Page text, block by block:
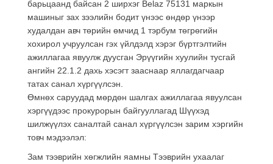
барьцаанд байсан 2 ширхэг Belaz 75131 маркын
машиныг зах зээлийн бодит үнээс өндөр үнээр
худалдан авч төрийн өмчид 1 тэрбум төгрөгийн
хохирол учруулсан гэх үйлдэлд хэрэг бүртгэлтийн
ажиллагаа явуулж дуусган Эрүүгийн хуулийн тусгай
ангийн 22.1.2 дахь хэсэгт зааснаар яллагдагчаар
татах санал хүргүүлсэн.
Өмнөх саруудад мөрдөн шалгах ажиллагаа явуулсан
хэргүүдээс прокурорын байгууллагад Шүүхэд
шилжүүлэх саналтай санал хүргүүлсэн зарим хэргийн
товч мэдээлэл:
Зам тээврийн хөгжлийн яамны Тээврийн ухаалаг